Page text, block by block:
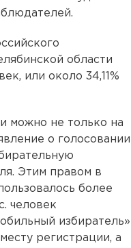
области
или около 34,11%
можно не только на
о голосовании
Этим правом в
более
человек
избиратель»
регистрации, а